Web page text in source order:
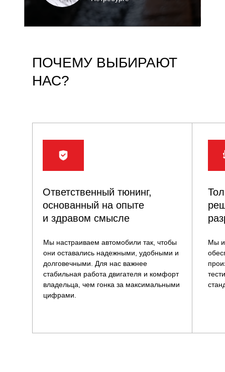
ПОЧЕМУ ВЫБИРАЮТ
НАС?
Ответственный тюнинг,
основанный на опыте
и здравом смысле
Мы настраиваем автомобили так, чтобы
они оставались надежными, удобными и
долговечными. Для нас важнее
стабильная работа двигателя и комфорт
владельца, чем гонка за максимальными
цифрами.
Мы